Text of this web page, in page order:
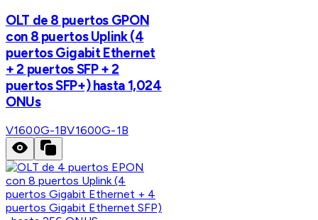
OLT de 8 puertos GPON
con 8 puertos Uplink (4
puertos Gigabit Ethernet
+ 2 puertos SFP + 2
puertos SFP+) hasta 1,024
ONUs
V1600G-1BV1600G-1B